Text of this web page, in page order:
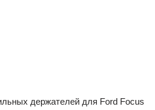
держателей для Ford Focus